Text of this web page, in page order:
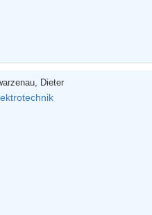
Dieter